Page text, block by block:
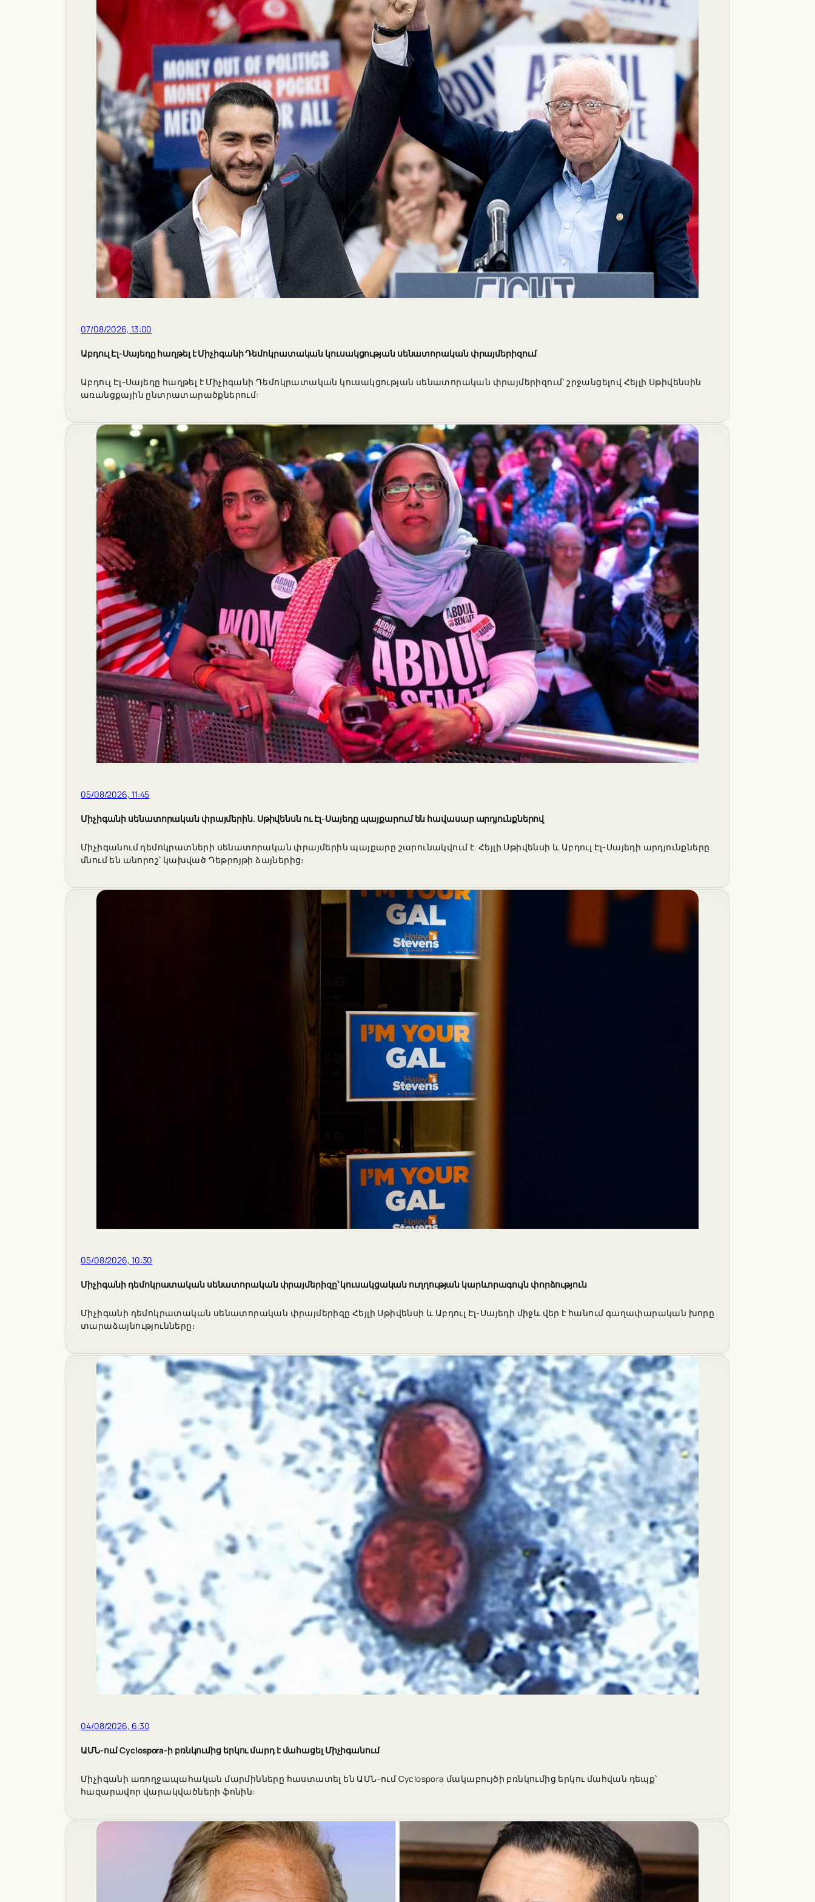
07/08/2026, 13:00
Աբդուլ Էլ-Սայեդը հաղթել է Միչիգանի Դեմոկրատական կուսակցության սենատորական փրայմերիզում
Աբդուլ Էլ-Սայեդը հաղթել է Միչիգանի Դեմոկրատական կուսակցության սենատորական փրայմերիզում՝ շրջանցելով Հեյլի Սթիվենսին
առանցքային ընտրատարածքներում:
05/08/2026, 11:45
Միչիգանի սենատորական փրայմերին. Սթիվենսն ու Էլ-Սայեդը պայքարում են հավասար արդյունքներով
Միչիգանում դեմոկրատների սենատորական փրայմերին պայքարը շարունակվում է. Հեյլի Սթիվենսի և Աբդուլ Էլ-Սայեդի արդյունքները
մնում են անորոշ՝ կախված Դեթրոյթի ձայներից։
05/08/2026, 10:30
Միչիգանի դեմոկրատական սենատորական փրայմերիզը՝ կուսակցական ուղղության կարևորագույն փորձություն
Միչիգանի դեմոկրատական սենատորական փրայմերիզը Հեյլի Սթիվենսի և Աբդուլ Էլ-Սայեդի միջև վեր է հանում գաղափարական խորը
տարաձայնությունները։
04/08/2026, 6:30
ԱՄՆ-ում Cyclospora-ի բռնկումից երկու մարդ է մահացել Միչիգանում
Միչիգանի առողջապահական մարմինները հաստատել են ԱՄՆ-ում Cyclospora մակաբույծի բռնկումից երկու մահվան դեպք՝
հազարավոր վարակվածների ֆոնին: